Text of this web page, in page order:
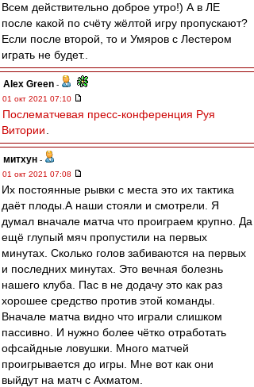
Всем действительно доброе утро!) А в ЛЕ
после какой по счёту жёлтой игру пропускают?
Если после второй, то и Умяров с Лестером
играть не будет..
Alex Green -
01 окт 2021 07:10
Послематчевая пресс-конференция Руя
Витории
митхун -
01 окт 2021 07:08
Их постоянные рывки с места это их тактика
даёт плоды.А наши стояли и смотрели. Я
думал вначале матча что проиграем крупно. Да
ещё глупый мяч пропустили на первых
минутах. Сколько голов забиваются на первых
и последних минутах. Это вечная болезнь
нашего клуба. Пас в не додачу это как раз
хорошее средство против этой команды.
Вначале матча видно что играли слишком
пассивно. И нужно более чётко отработать
офсайдные ловушки. Много матчей
проигрывается до игры. Мне вот как они
выйдут на матч с Ахматом.